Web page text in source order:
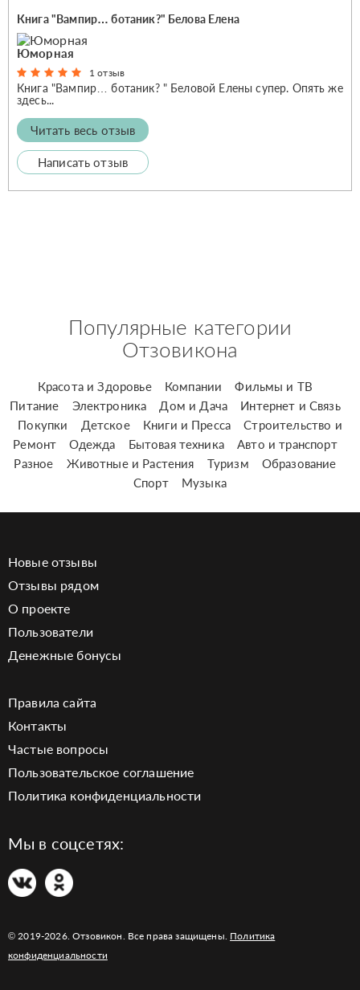
Книга "Вампир… ботаник?" Белова Елена
Юморная
1 отзыв
Книга "Вампир… ботаник? " Беловой Елены супер. Опять же
здесь...
Читать весь отзыв
Написать отзыв
Популярные категории
Отзовикона
Красота и Здоровье Компании
Фильмы и ТВ
Питание
Электроника Дом и Дача
Интернет и Связь
Покупки
Детское Книги и Пресса
Строительство и
Ремонт
Одежда Бытовая техника
Авто и транспорт
Разное
Животные и Растения Туризм
Образование
Спорт
Музыка
Новые отзывы
Отзывы рядом
О проекте
Пользователи
Денежные бонусы
Правила сайта
Контакты
Частые вопросы
Пользовательское соглашение
Политика конфиденциальности
Мы в соцсетях:
© 2019-2026. Отзовикон. Все права защищены. Политика
конфиденциальности